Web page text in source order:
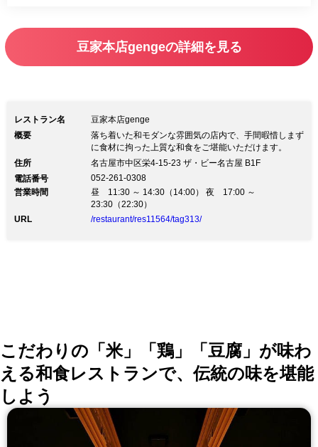
豆家本店gengeの詳細を見る
レストラン名
豆家本店genge
概要
落ち着いた和モダンな雰囲気の店内で、手間暇惜しまず
に食材に拘った上質な和食をご堪能いただけます。
住所
名古屋市中区栄4-15-23 ザ・ビー名古屋 B1F
電話番号
052-261-0308
営業時間
昼 11:30 ～ 14:30（14:00） 夜 17:00 ～
23:30（22:30）
URL
/restaurant/res11564/tag313/
こだわりの「米」「鶏」「豆腐」が味わ
える和食レストランで、伝統の味を堪能
しよう